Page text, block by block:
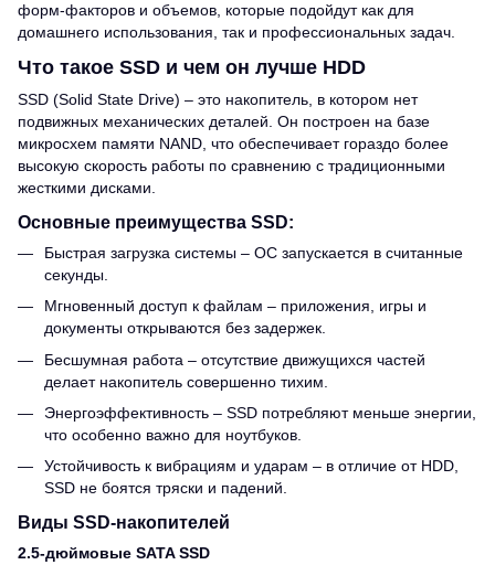
форм-факторов и объемов, которые подойдут как для
домашнего использования, так и профессиональных задач.
Что такое SSD и чем он лучше HDD
SSD (Solid State Drive) – это накопитель, в котором нет
подвижных механических деталей. Он построен на базе
микросхем памяти NAND, что обеспечивает гораздо более
высокую скорость работы по сравнению с традиционными
жесткими дисками.
Основные преимущества SSD:
Быстрая загрузка системы – ОС запускается в считанные
секунды.
Мгновенный доступ к файлам – приложения, игры и
документы открываются без задержек.
Бесшумная работа – отсутствие движущихся частей
делает накопитель совершенно тихим.
Энергоэффективность – SSD потребляют меньше энергии,
что особенно важно для ноутбуков.
Устойчивость к вибрациям и ударам – в отличие от HDD,
SSD не боятся тряски и падений.
Виды SSD-накопителей
2.5-дюймовые SATA SSD